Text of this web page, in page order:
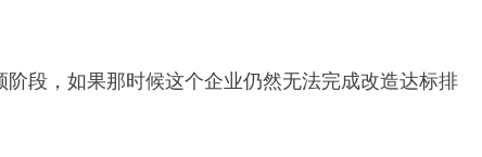
段，如果那时候这个企业仍然无法完成改造达标排